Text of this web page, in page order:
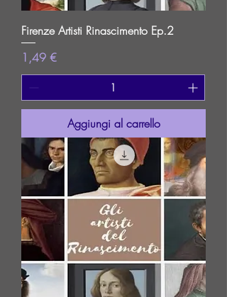
Firenze Artisti Rinascimento Ep.2
Prezzo
1,49 €
Aggiungi al carrello